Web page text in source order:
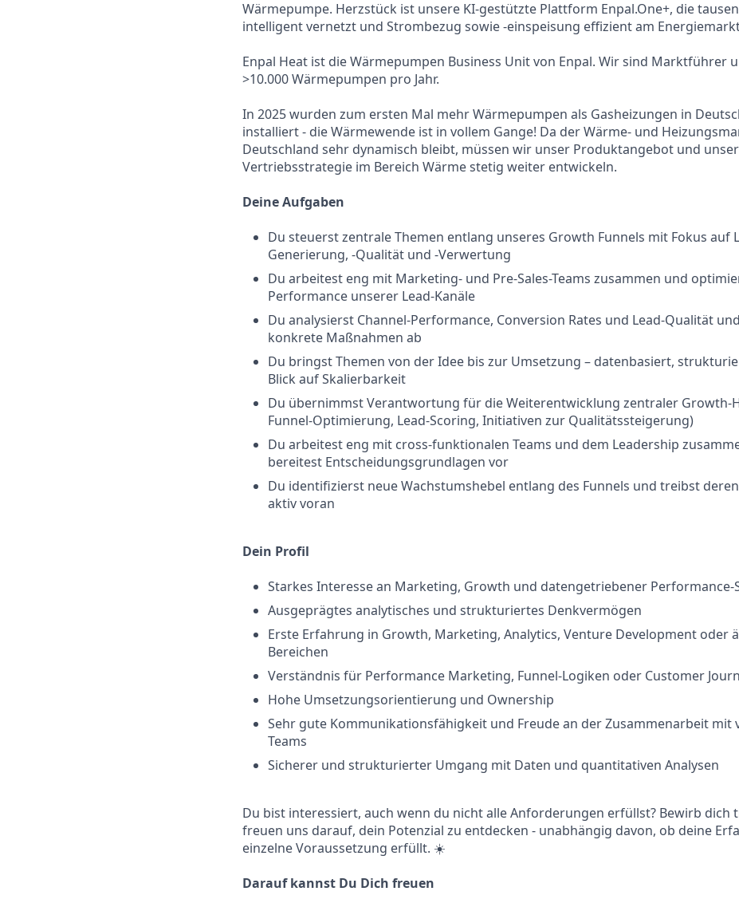
Wärmepumpe. Herzstück ist unsere KI-gestützte Plattform Enpal.One+, die
intelligent vernetzt und Strombezug sowie -einspeisung effizient am
Enpal Heat ist die Wärmepumpen Business Unit von Enpal. Wir sind Marktführer
>10.000 Wärmepumpen pro Jahr.
In 2025 wurden zum ersten Mal mehr Wärmepumpen als Gasheizungen in
installiert - die Wärmewende ist in vollem Gange! Da der Wärme- und
Deutschland sehr dynamisch bleibt, müssen wir unser Produktangebot und
Vertriebsstrategie im Bereich Wärme stetig weiter entwickeln.
Deine Aufgaben
Du steuerst zentrale Themen entlang unseres Growth Funnels mit Fokus auf
Generierung, -Qualität und -Verwertung
Du arbeitest eng mit Marketing- und Pre-Sales-Teams zusammen und
Performance unserer Lead-Kanäle
Du analysierst Channel-Performance, Conversion Rates und Lead-Qualität
konkrete Maßnahmen ab
Du bringst Themen von der Idee bis zur Umsetzung – datenbasiert,
Blick auf Skalierbarkeit
Du übernimmst Verantwortung für die Weiterentwicklung zentraler Growth-
Funnel-Optimierung, Lead-Scoring, Initiativen zur Qualitätssteigerung)
Du arbeitest eng mit cross-funktionalen Teams und dem Leadership
bereitest Entscheidungsgrundlagen vor
Du identifizierst neue Wachstumshebel entlang des Funnels und treibst
aktiv voran
Dein Profil
Starkes Interesse an Marketing, Growth und datengetriebener Performance-
Ausgeprägtes analytisches und strukturiertes Denkvermögen
Erste Erfahrung in Growth, Marketing, Analytics, Venture Development oder
Bereichen
Verständnis für Performance Marketing, Funnel-Logiken oder Customer
Hohe Umsetzungsorientierung und Ownership
Sehr gute Kommunikationsfähigkeit und Freude an der Zusammenarbeit mit
Teams
Sicherer und strukturierter Umgang mit Daten und quantitativen Analysen
Du bist interessiert, auch wenn du nicht alle Anforderungen erfüllst? Bewirb dich
freuen uns darauf, dein Potenzial zu entdecken - unabhängig davon, ob deine
einzelne Voraussetzung erfüllt. ☀️
Darauf kannst Du Dich freuen